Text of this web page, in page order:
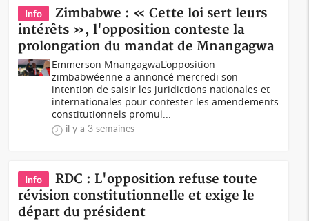
Info
Zimbabwe : « Cette loi sert leurs
intérêts », l'opposition conteste la
prolongation du mandat de Mnangagwa
Emmerson Mnangagwa L'opposition
zimbabwéenne a annoncé mercredi son
intention de saisir les juridictions nationales et
internationales pour contester les amendements
constitutionnels promul...
il y a 3 semaines
Info
RDC : L'opposition refuse toute
révision constitutionnelle et exige le
départ du président